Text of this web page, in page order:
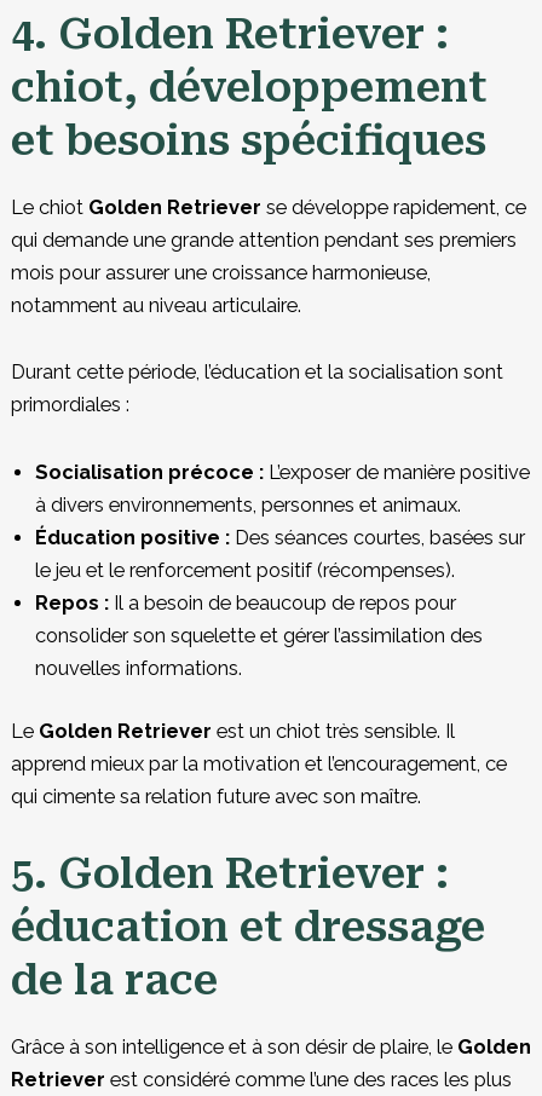
4. Golden Retriever :
chiot, développement
et besoins spécifiques
Le chiot Golden Retriever se développe rapidement, ce
qui demande une grande attention pendant ses premiers
mois pour assurer une croissance harmonieuse,
notamment au niveau articulaire.
Durant cette période, l’éducation et la socialisation sont
primordiales :
Socialisation précoce :L’exposer de manière positive
à divers environnements, personnes et animaux.
Éducation positive :Des séances courtes, basées sur
le jeu et le renforcement positif (récompenses).
Repos :Il a besoin de beaucoup de repos pour
consolider son squelette et gérer l’assimilation des
nouvelles informations.
Le Golden Retriever est un chiot très sensible. Il
apprend mieux par la motivation et l’encouragement, ce
qui cimente sa relation future avec son maître.
5. Golden Retriever :
éducation et dressage
de la race
Grâce à son intelligence et à son désir de plaire, le Golden
Retriever est considéré comme l’une des races les plus